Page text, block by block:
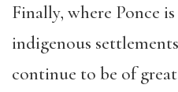
Finally, where Ponce
indigenous
continue to be of